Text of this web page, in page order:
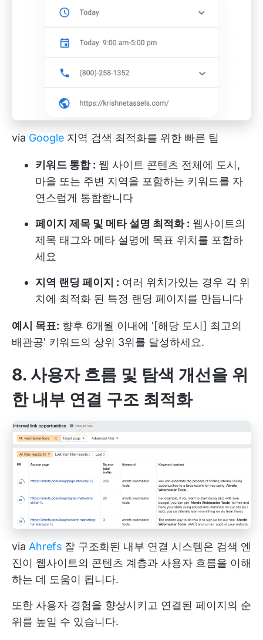
via Google 지역 검색 최적화를 위한 빠른 팁
키워드 통합 : 웹 사이트 콘텐츠 전체에 도시,
마을 또는 주변 지역을 포함하는 키워드를 자
연스럽게 통합합니다
페이지 제목 및 메타 설명 최적화 : 웹사이트의
제목 태그와 메타 설명에 목표 위치를 포함하
세요
지역 랜딩 페이지 : 여러 위치가있는 경우 각 위
치에 최적화 된 특정 랜딩 페이지를 만듭니다
예시 목표: 향후 6개월 이내에 '[해당 도시] 최고의
배관공' 키워드의 상위 3위를 달성하세요.
8. 사용자 흐름 및 탐색 개선을 위
한 내부 연결 구조 최적화
via Ahrefs 잘 구조화된 내부 연결 시스템은 검색 엔
진이 웹사이트의 콘텐츠 계층과 사용자 흐름을 이해
하는 데 도움이 됩니다.
또한 사용자 경험을 향상시키고 연결된 페이지의 순
위를 높일 수 있습니다.